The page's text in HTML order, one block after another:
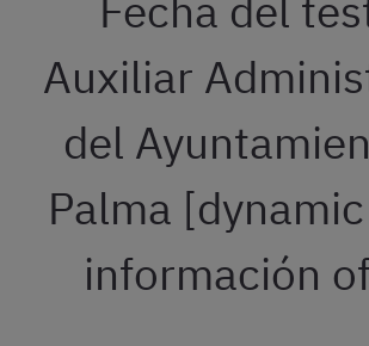
Auxiliar
del
Palma
información